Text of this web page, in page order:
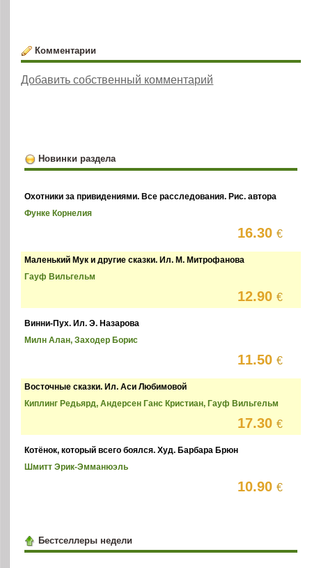
Комментарии
Добавить собственный комментарий
Новинки раздела
Охотники за привидениями. Все расследования. Рис. автора
Функе Корнелия
16.30€
Маленький Мук и другие сказки. Ил. М. Митрофанова
Гауф Вильгельм
12.90€
Винни-Пух. Ил. Э. Назарова
Милн Алан, Заходер Борис
11.50€
Восточные сказки. Ил. Аси Любимовой
Киплинг Редьярд, Андерсен Ганс Кристиан, Гауф Вильгельм
17.30€
Котёнок, который всего боялся. Худ. Барбара Брюн
Шмитт Эрик-Эмманюэль
10.90€
Бестселлеры недели